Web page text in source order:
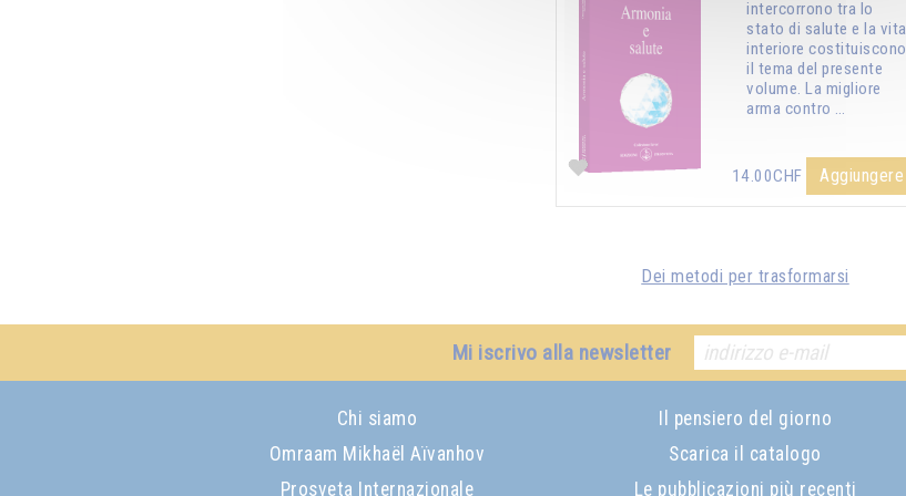
intercorrono tra lo
stato di salute e la vita
interiore costituiscono
il tema del presente
volume. La migliore
arma contro …
14.00CHF Aggiungere
Dei metodi per trasformarsi
Mi iscrivo alla newsletter
Chi siamo
Omraam Mikhaël Aïvanhov
Prosveta Internazionale
Il pensiero del giorno
Scarica il catalogo
Le pubblicazioni più recenti